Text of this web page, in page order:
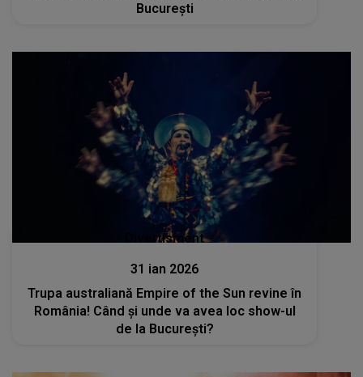
București
Divertisment
31 ian 2026
Trupa australiană Empire of the Sun revine în
România! Când și unde va avea loc show-ul
de la București?